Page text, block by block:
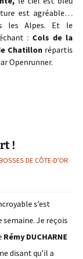
est agréable…
les Alpes. Et le
: Cols de la
Chatillon répartis
Openrunner.
!
DE CÔTE-D'OR
s’est
Je reçois
Rémy DUCHARNE
disant qu’il a